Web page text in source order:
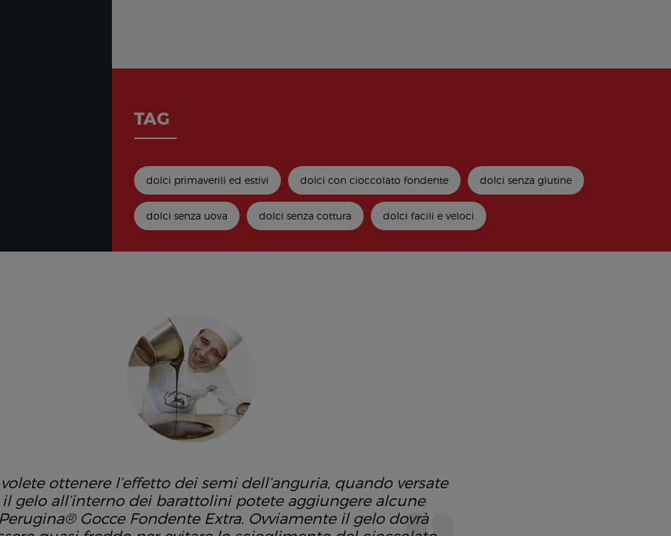
TAG
dolci primaverili ed estivi dolci con cioccolato fondente dolci senza glutine
dolci senza uova dolci senza cottura dolci facili e veloci
volete ottenere l’effetto dei semi dell’anguria, quando versate
il gelo all’interno dei barattolini potete aggiungere alcune
Perugina® Gocce Fondente Extra. Ovviamente il gelo dovrà